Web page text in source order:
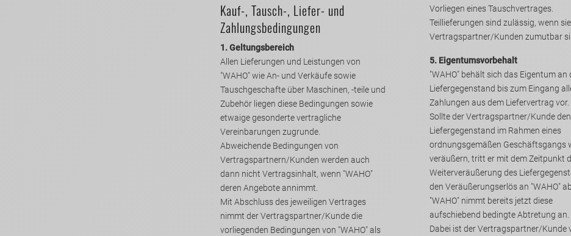
Kauf-, Tausch-, Liefer- und
Zahlungsbedingungen
1. Geltungsbereich
Allen Lieferungen und Leistungen von
"WAHO" wie An- und Verkäufe sowie
Tauschgeschafte über Maschinen, -teile und
Zubehör liegen diese Bedingungen sowie
etwaige gesonderte vertragliche
Vereinbarungen zugrunde.
Abweichende Bedingungen von
Vertragspartnern/Kunden werden auch
dann nicht Vertragsinhalt, wenn "WAHO"
deren Angebote annimmt.
Mit Abschluss des jeweiligen Vertrages
nimmt der Vertragspartner/Kunde die
vorliegenden Bedingungen von "WAHO" als
Vorliegen eines Tauschvertrages.
Teillieferungen sind zulässig, wenn
Vertragspartner/Kunden zumutbar
5. Eigentumsvorbehalt
"WAHO" behält sich das Eigentum an
Liefergegenstand bis zum Eingang aller
Zahlungen aus dem Liefervertrag vor.
Sollte der Vertragspartner/Kunde den
Liefergegenstand im Rahmen eines
ordnungsgemäßen Geschäftsgangs
veräußern, tritt er mit dem Zeitpunkt
Weiterveräußerung des
den Veräußerungserlös an "WAHO" ab.
"WAHO" nimmt bereits jetzt diese
aufschiebend bedingte Abtretung an.
Dabei ist der Vertragspartner/Kunde